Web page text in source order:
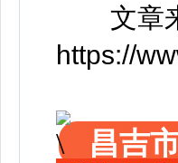
文章来
https://
昌吉